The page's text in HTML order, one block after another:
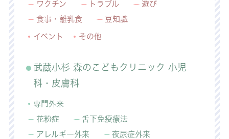
ワクチン トラブル
遊び
食事・離乳食
豆知識
イベント その他
武蔵小杉 森のこどもクリニック 小児
科・皮膚科
専門外来
花粉症
舌下免疫療法
アレルギー外来
夜尿症外来